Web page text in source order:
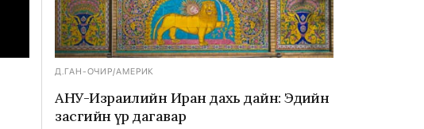
Д.ГАН-ОЧИР/АМЕРИК
АНУ-Израилийн Иран дахь дайн: Эдийн
засгийн үр дагавар